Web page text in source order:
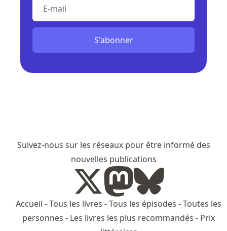
S'abonner
Suivez-nous sur les réseaux pour être informé des
nouvelles publications
Accueil -Tous les livres -Tous les épisodes -Toutes les
personnes - Les livres les plus recommandés - Prix